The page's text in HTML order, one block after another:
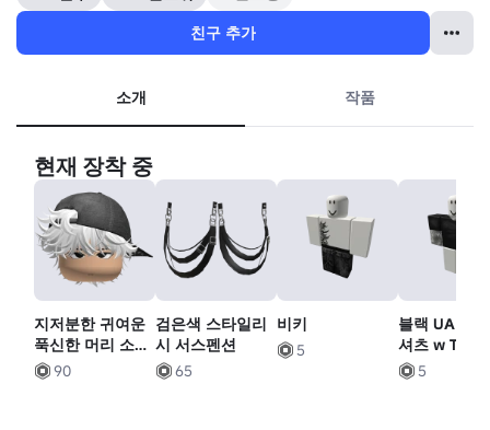
친구 추가
소개 작품
현재 장착 중
지저분한 귀여운
푹신한 머리 소년
(흰색)
90
검은색 스타일리
시 서스펜션
65
비키
5
블랙 UA 압
셔츠 w Tats
5